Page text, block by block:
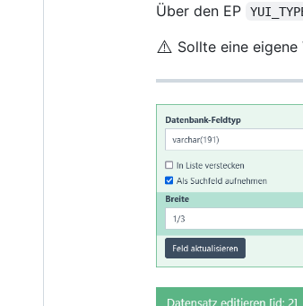
Über den EP
⚠️ Sollte eine